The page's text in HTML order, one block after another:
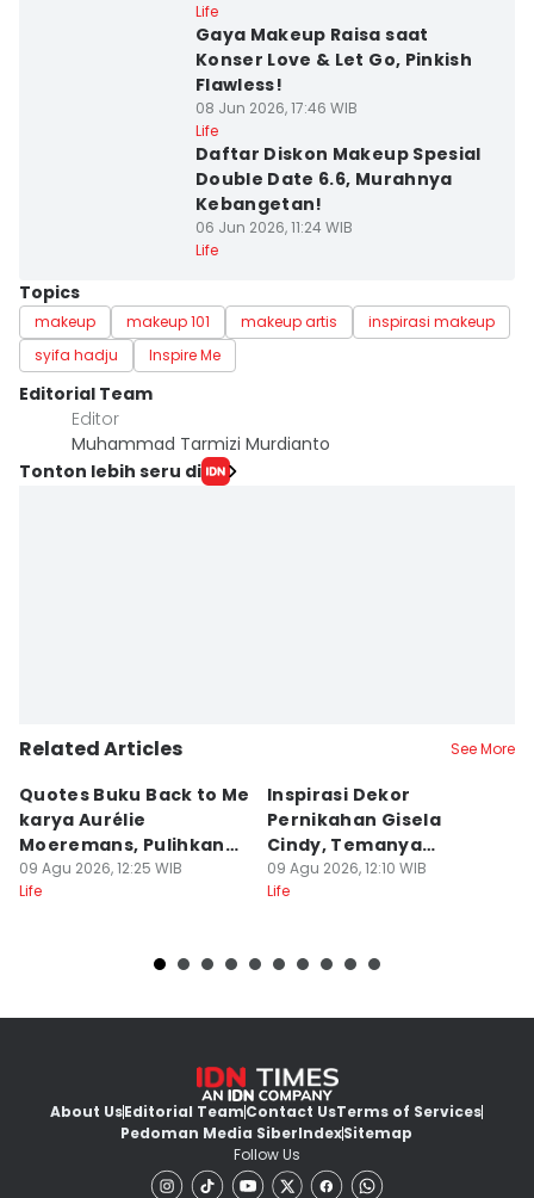
Life
Gaya Makeup Raisa saat
Konser Love & Let Go, Pinkish
Flawless!
08 Jun 2026, 17:46 WIB
Life
Daftar Diskon Makeup Spesial
Double Date 6.6, Murahnya
Kebangetan!
06 Jun 2026, 11:24 WIB
Life
Topics
makeup makeup 101 makeup artis
inspirasi makeup
syifa hadju
Inspire Me
Editorial Team
Editor
Muhammad Tarmizi Murdianto
Tonton lebih seru di
Related Articles See More
Quotes Buku Back to Me
karya Aurélie
Moeremans, Pulihkan
Luka Terdalam
09 Agu 2026, 12:25 WIB
Life
Inspirasi Dekor
Pernikahan Gisela
Cindy, Temanya
Romantic Garden!
09 Agu 2026, 12:10 WIB
Life
About UsEditorial TeamContact UsTerms of Services
Pedoman Media SiberIndexSitemap
Follow Us